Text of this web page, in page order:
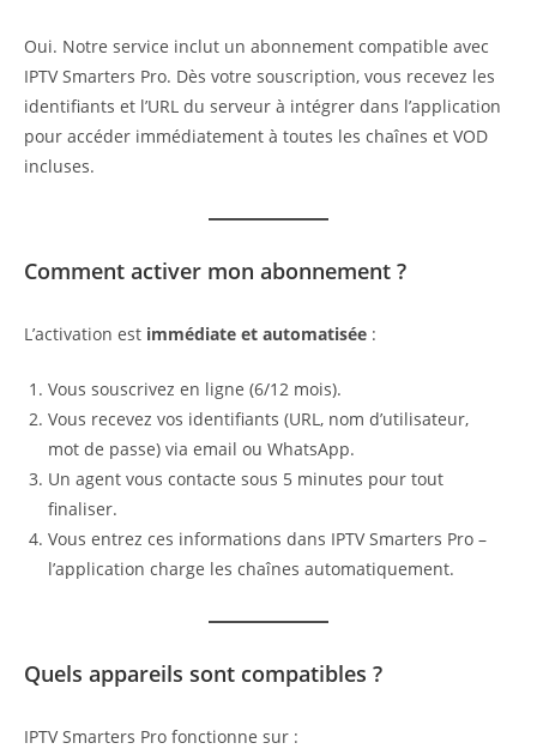
Oui. Notre service inclut un abonnement compatible avec
IPTV Smarters Pro. Dès votre souscription, vous recevez les
identifiants et l’URL du serveur à intégrer dans l’application
pour accéder immédiatement à toutes les chaînes et VOD
incluses.
Comment activer mon abonnement ?
L’activation est immédiate et automatisée :
Vous souscrivez en ligne (6/12 mois).
Vous recevez vos identifiants (URL, nom d’utilisateur,
mot de passe) via email ou WhatsApp.
Un agent vous contacte sous 5 minutes pour tout
finaliser.
Vous entrez ces informations dans IPTV Smarters Pro –
l’application charge les chaînes automatiquement.
Quels appareils sont compatibles ?
IPTV Smarters Pro fonctionne sur :